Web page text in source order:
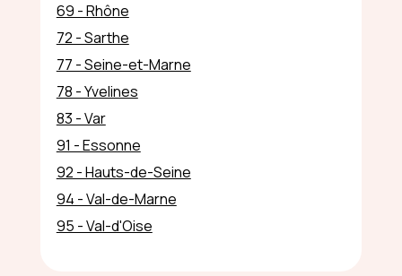
69 - Rhône
72 - Sarthe
77 - Seine-et-Marne
78 - Yvelines
83 - Var
91 - Essonne
92 - Hauts-de-Seine
94 - Val-de-Marne
95 - Val-d'Oise